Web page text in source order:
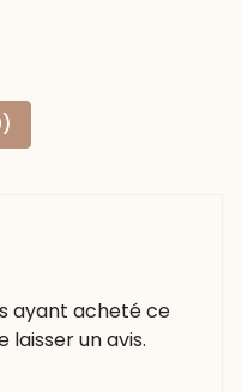
ayant acheté ce
laisser un avis.